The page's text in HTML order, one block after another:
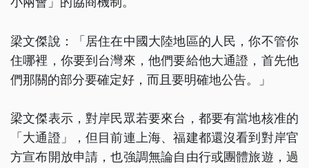
梁文傑說：「居住在中國大陸地區的人民，你不管你
住哪裡，你要到台灣來，他們要給他大通證，首先他
們那關的部分要確定好，而且要明確地公告。」
梁文傑表示，對岸民眾若要來台，都要有當地核准的
「大通證」，但目前連上海、福建都還沒看到對岸官
方宣布開放申請，也強調無論自由行或團體旅遊，過